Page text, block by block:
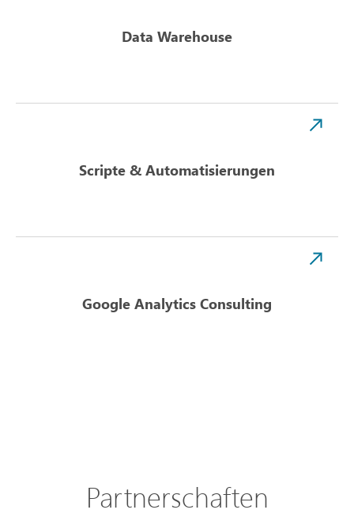
Data Warehouse
Scripte & Automatisierungen
Google Analytics Consulting
Partnerschaften